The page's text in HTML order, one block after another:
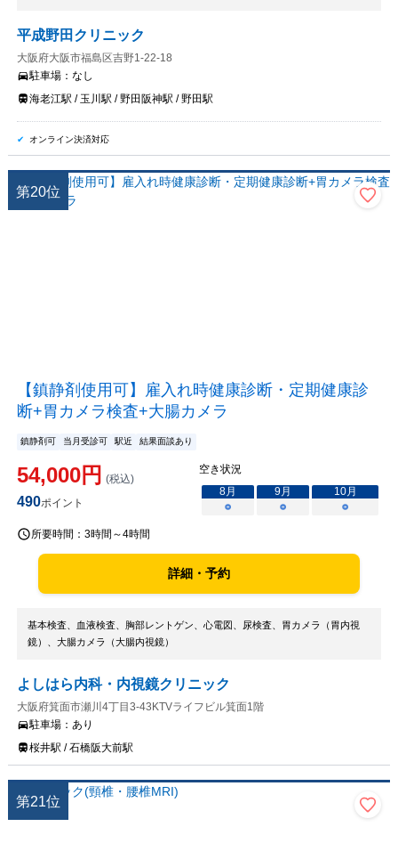
平成野田クリニック
大阪府大阪市福島区吉野1-22-18
駐車場： なし
海老江駅 / 玉川駅 / 野田阪神駅 / 野田駅
オンライン決済対応
第20位
【鎮静剤使用可】雇入れ時健康診断・定期健康診
断+胃カメラ検査+大腸カメラ
鎮静剤可 当月受診可 駅近 結果面談あり
54,000円 (税込)
490ポイント
空き状況
8月 9月 10月
○
○ ○
所要時間： 3時間～4時間
詳細・予約
基本検査、血液検査、胸部レントゲン、心電図、尿検査、胃カメラ（胃内視
鏡）、大腸カメラ（大腸内視鏡）
よしはら内科・内視鏡クリニック
大阪府箕面市瀬川4丁目3-43KTVライフビル箕面1階
駐車場： あり
桜井駅 / 石橋阪大前駅
第21位